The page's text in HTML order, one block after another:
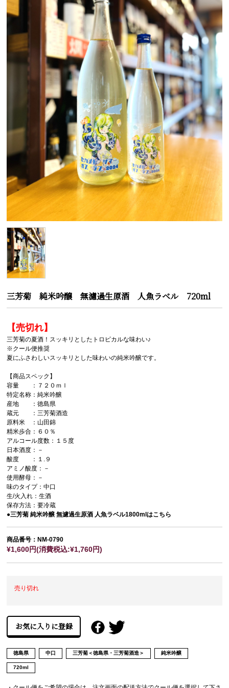
三芳菊 純米吟醸 無濾過生原酒 人魚ラベル 720ml
【売切れ】
三芳菊の夏酒！スッキリとしたトロピカルな味わい♪
※クール便推奨
夏にふさわしいスッキリとした味わいの純米吟醸です。
【商品スペック】
容量 ：７２０ｍｌ
特定名称：純米吟醸
産地 ：徳島県
蔵元 ：三芳菊酒造
原料米 ：山田錦
精米歩合：６０％
アルコール度数：１５度
日本酒度：－
酸度 ：１.９
アミノ酸度：－
使用酵母：－
味のタイプ：中口
生/火入れ：生酒
保存方法：要冷蔵
●三芳菊 純米吟醸 無濾過生原酒 人魚ラベル1800mlはこちら
商品番号：NM-0790
¥1,600円(消費税込:¥1,760円)
売り切れ
徳島県 中口 三芳菊＜徳島県・三芳菊酒造＞ 純米吟醸
720ml